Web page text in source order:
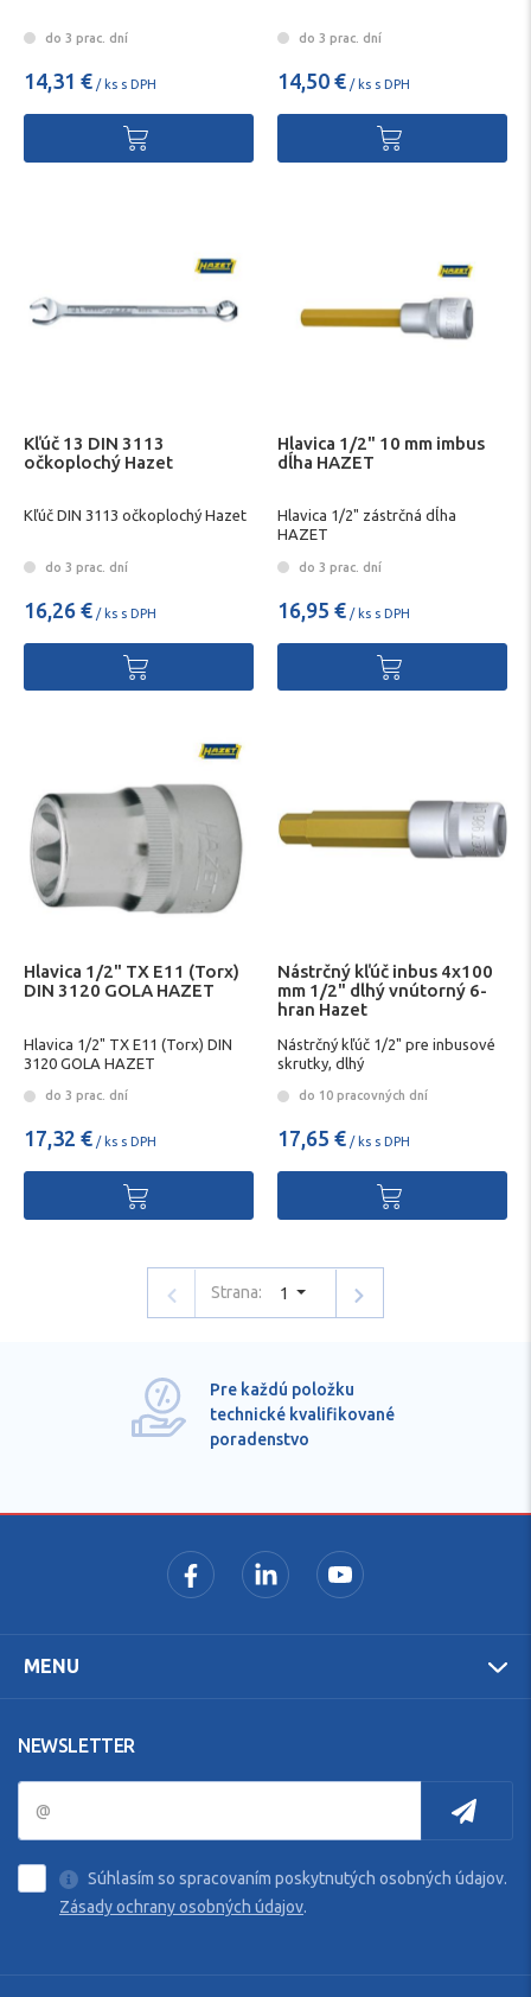
do 3 prac. dní
14,31 € / ks s DPH
do 3 prac. dní
14,50 € / ks s DPH
Kľúč 13 DIN 3113
očkoplochý Hazet
Kľúč DIN 3113 očkoplochý Hazet
do 3 prac. dní
16,26 € / ks s DPH
Hlavica 1/2" 10 mm imbus
dĺha HAZET
Hlavica 1/2" zástrčná dĺha
HAZET
do 3 prac. dní
16,95 € / ks s DPH
Hlavica 1/2" TX E11 (Torx)
DIN 3120 GOLA HAZET
Hlavica 1/2" TX E11 (Torx) DIN
3120 GOLA HAZET
do 3 prac. dní
17,32 € / ks s DPH
Nástrčný kľúč inbus 4x100
mm 1/2" dlhý vnútorný 6-
hran Hazet
Nástrčný kľúč 1/2" pre inbusové
skrutky, dlhý
do 10 pracovných dní
17,65 € / ks s DPH
Strana: 1
Pre každú položku
technické kvalifikované
poradenstvo
MENU
NEWSLETTER
Súhlasím so spracovaním poskytnutých osobných údajov.
Zásady ochrany osobných údajov.